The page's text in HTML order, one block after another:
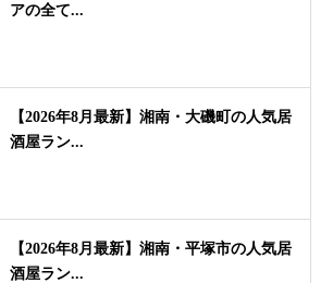
アの全て...
【2026年8月最新】湘南・大磯町の人気居
酒屋ラン...
【2026年8月最新】湘南・平塚市の人気居
酒屋ラン...